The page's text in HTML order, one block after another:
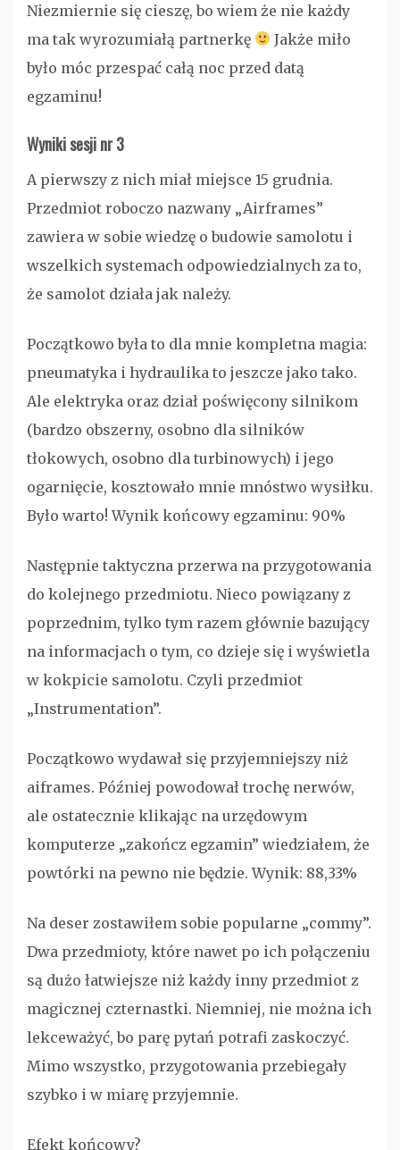
Niezmiernie się cieszę, bo wiem że nie każdy
ma tak wyrozumiałą partnerkę
Jakże miło
było móc przespać całą noc przed datą
egzaminu!
Wyniki sesji nr 3
A pierwszy z nich miał miejsce 15 grudnia.
Przedmiot roboczo nazwany „Airframes”
zawiera w sobie wiedzę o budowie samolotu i
wszelkich systemach odpowiedzialnych za to,
że samolot działa jak należy.
Początkowo była to dla mnie kompletna magia:
pneumatyka i hydraulika to jeszcze jako tako.
Ale elektryka oraz dział poświęcony silnikom
(bardzo obszerny, osobno dla silników
tłokowych, osobno dla turbinowych) i jego
ogarnięcie, kosztowało mnie mnóstwo wysiłku.
Było warto! Wynik końcowy egzaminu: 90%
Następnie taktyczna przerwa na przygotowania
do kolejnego przedmiotu. Nieco powiązany z
poprzednim, tylko tym razem głównie bazujący
na informacjach o tym, co dzieje się i wyświetla
w kokpicie samolotu. Czyli przedmiot
„Instrumentation”.
Początkowo wydawał się przyjemniejszy niż
aiframes. Później powodował trochę nerwów,
ale ostatecznie klikając na urzędowym
komputerze „zakończ egzamin” wiedziałem, że
powtórki na pewno nie będzie. Wynik: 88,33%
Na deser zostawiłem sobie popularne „commy”.
Dwa przedmioty, które nawet po ich połączeniu
są dużo łatwiejsze niż każdy inny przedmiot z
magicznej czternastki. Niemniej, nie można ich
lekceważyć, bo parę pytań potrafi zaskoczyć.
Mimo wszystko, przygotowania przebiegały
szybko i w miarę przyjemnie.
Efekt końcowy?